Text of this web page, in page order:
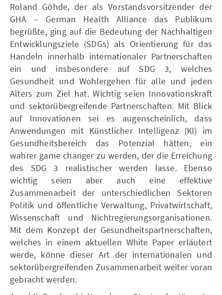
Roland Göhde, der als Vorstandsvorsitzender der
GHA – German Health Alliance das Publikum
begrüßte, ging auf die Bedeutung der Nachhaltigen
Entwicklungsziele (SDGs) als Orientierung für das
Handeln innerhalb internationaler Partnerschaften
ein und insbesondere auf SDG 3, welches
Gesundheit und Wohlergehen für alle und jeden
Alters zum Ziel hat. Wichtig seien Innovationskraft
und sektorübergreifende Partnerschaften. Mit Blick
auf Innovationen sei es augenscheinlich, dass
Anwendungen mit Künstlicher Intelligenz (KI) im
Gesundheitsbereich das Potenzial hätten, ein
wahrer game changer zu werden, der die Erreichung
des SDG 3 realistischer werden lasse. Ebenso
wichtig seien aber auch eine effektive
Zusammenarbeit der unterschiedlichen Sektoren
Politik und öffentliche Verwaltung, Privatwirtschaft,
Wissenschaft und Nichtregierungsorganisationen.
Mit dem Konzept der Gesundheitspartnerschaften,
welches in einem aktuellen White Paper erläutert
werde, könne dieser Art der internationalen und
sektorübergreifenden Zusammenarbeit weiter voran
gebracht werden.